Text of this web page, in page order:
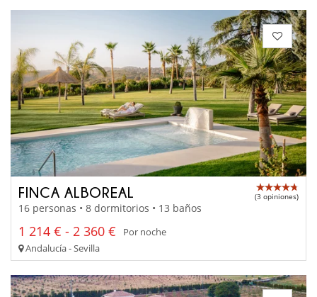
FINCA ALBOREAL (3 opiniones)
16 personas • 8 dormitorios • 13 baños
1 214 € - 2 360 €
Por noche
Andalucía - Sevilla